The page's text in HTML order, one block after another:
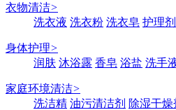
衣物清洁>
洗衣液 洗衣粉 洗衣皂 护理剂
身体护理>
润肤 沐浴露 香皂 浴盐 洗手
家庭环境清洁>
洗洁精 油污清洁剂 除湿干燥